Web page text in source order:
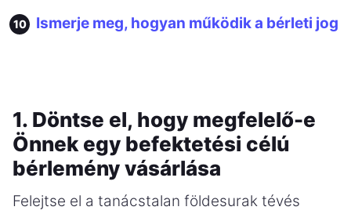
Ismerje meg, hogyan működik a bérleti jog
1. Döntse el, hogy megfelelő-e
Önnek egy befektetési célú
bérlemény vásárlása
Felejtse el a tanácstalan földesurak tévés